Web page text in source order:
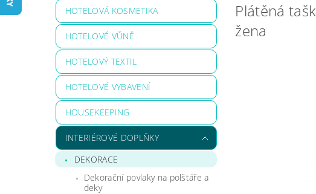
HOTELOVÁ KOSMETIKA
HOTELOVÉ VŮNĚ
HOTELOVÝ TEXTIL
HOTELOVÉ VYBAVENÍ
HOUSEKEEPING
INTERIÉROVÉ DOPLŇKY
DEKORACE
Dekorační povlaky na polštáře a
deky
Plátěná
žena